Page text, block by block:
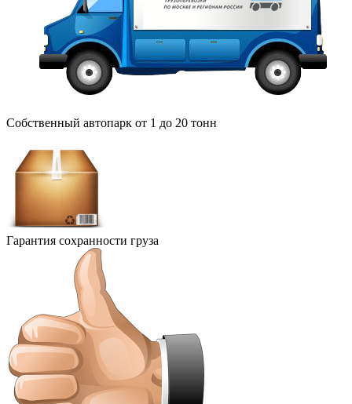
Собственный автопарк от 1 до 20 тонн
Гарантия сохранности груза